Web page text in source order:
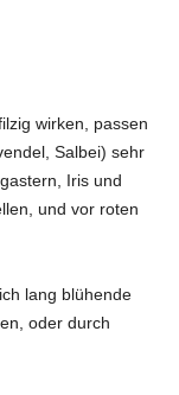
wirken, passen
Salbei) sehr
Iris und
und vor roten
lang blühende
oder durch